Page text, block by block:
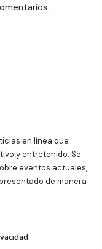
en línea que
y entretenido. Se
eventos actuales,
de manera